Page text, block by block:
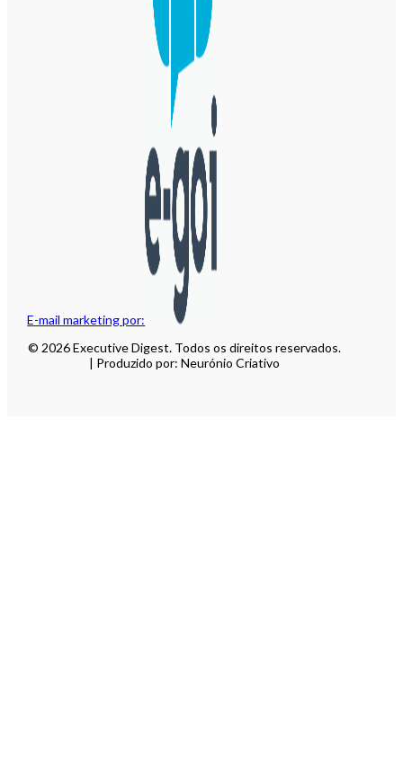
E-mail marketing por:
© 2026 Executive Digest. Todos os direitos reservados.
| Produzido por: Neurónio Criativo